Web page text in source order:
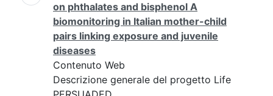
on phthalates and bisphenol A
biomonitoring in Italian mother-child
pairs linking exposure and juvenile
diseases
Contenuto Web
Descrizione generale del progetto Life